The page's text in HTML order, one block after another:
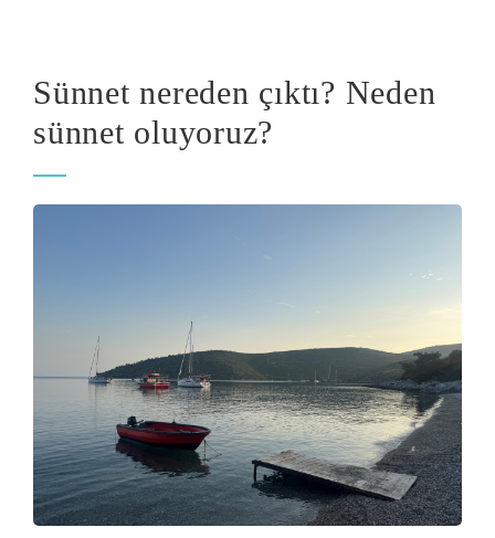
Sünnet nereden çıktı? Neden
sünnet oluyoruz?